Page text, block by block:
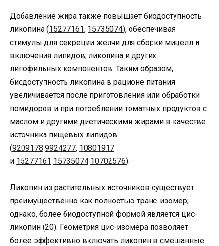
Добавление жира также повышает биодоступность
ликопина (15277161, 15735074), обеспечивая
стимулы для секреции желчи для сборки мицелл и
включения липидов, ликопина и других
липофильных компонентов. Таким образом,
биодоступность ликопина в рационе питания
увеличивается после приготовления или обработки
помидоров и при потреблении томатных продуктов с
маслом и другими диетическими жирами в качестве
источника пищевых липидов
(9209178 9924277, 10801917
и 15277161 15735074 10702576).
Ликопин из растительных источников существует
преимущественно как полностью транс-изомер;
однако, более биодоступной формой является цис-
ликопин (20). Геометрия цис-изомера позволяет
более эффективно включать ликопин в смешанные